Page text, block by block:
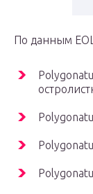
По данным